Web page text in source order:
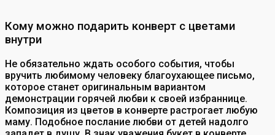
Кому можно подарить конверт с цветами
внутри
Не обязательно ждать особого события, чтобы
вручить любимому человеку благоухающее письмо,
которое станет оригинальным вариантом
демонстрации горячей любви к своей избраннице.
Композиция из цветов в конверте растрогает любую
маму. Подобное послание любви от детей надолго